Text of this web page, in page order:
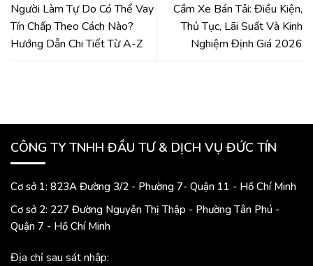
Người Làm Tự Do Có Thể Vay
Tín Chấp Theo Cách Nào?
Hướng Dẫn Chi Tiết Từ A-Z
Cầm Xe Bán Tải: Điều Kiện,
Thủ Tục, Lãi Suất Và Kinh
Nghiệm Định Giá 2026
CÔNG TY TNHH ĐẦU TƯ & DỊCH VỤ ĐỨC TÍN
Cơ sở 1: 823A Đường 3/2 - Phường 7- Quận 11 - Hồ Chí Minh
Cơ sở 2: 227 Đường Nguyễn Thị Thập - Phường Tân Phú -
Quận 7 - Hồ Chí Minh
Địa chỉ sau sát nhập: